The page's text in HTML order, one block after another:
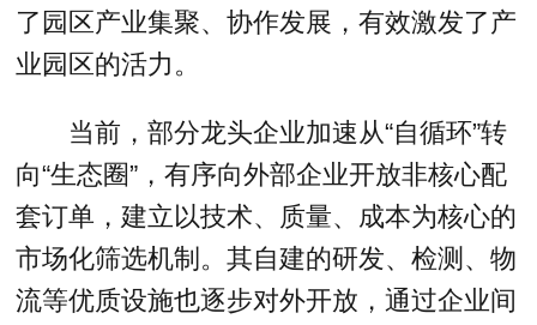
了园区产业集聚、协作发展，有效激发了产
业园区的活力。
当前，部分龙头企业加速从“自循环”转
向“生态圈”，有序向外部企业开放非核心配
套订单，建立以技术、质量、成本为核心的
市场化筛选机制。其自建的研发、检测、物
流等优质设施也逐步对外开放，通过企业间